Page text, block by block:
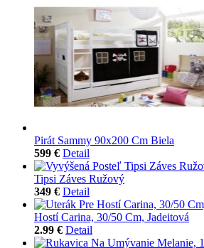
Pirát Sammy 90x200 Cm Biela
599 € Detail
Tipsi Záves Ružový
349 € Detail
Hostí Carina, 30/50 Cm, Jadeitová
2.99 € Detail